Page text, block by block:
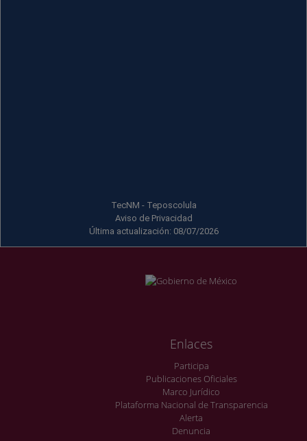
TecNM - Teposcolula
Aviso de Privacidad
Última actualización: 08/07/2026
Enlaces
Participa
Publicaciones Oficiales
Marco Jurídico
Plataforma Nacional de Transparencia
Alerta
Denuncia